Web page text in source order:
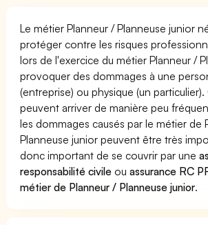
Le métier Planneur / Planneuse junior
protéger contre les risques
lors de l'exercice du métier Planneur /
provoquer des dommages à une
(entreprise) ou physique (un
peuvent arriver de manière peu
les dommages causés par le métier de
Planneuse junior peuvent être très
donc important de se couvrir par une
responsabilité civile ouassurance RC
métier de Planneur / Planneuse junior.